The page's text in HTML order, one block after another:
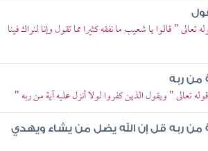
" قالوا يا شعيب ما نفقه كثيرا مما تقول وإنا لنراك فينا
من ربه
تعالى " ويقول الذين كفروا لولا أنزل عليه آية من ربه "
من ربه قل إن الله يضل من يشاء ويهدي